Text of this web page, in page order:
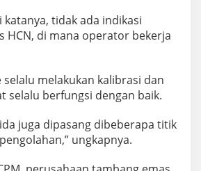
katanya, tidak ada indikasi
HCN, di mana operator bekerja
melakukan kalibrasi dan
selalu berfungsi dengan baik.
juga dipasang dibeberapa titik
ungkapnya.